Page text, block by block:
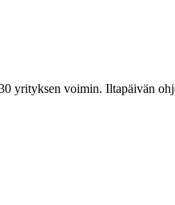
yrityksen voimin. Iltapäivän